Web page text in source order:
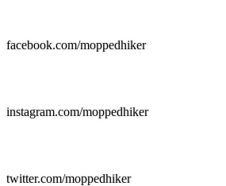
facebook.com/moppedhiker
instagram.com/moppedhiker
twitter.com/moppedhiker